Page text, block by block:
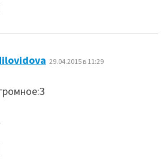
29.04.2015 в 11:29